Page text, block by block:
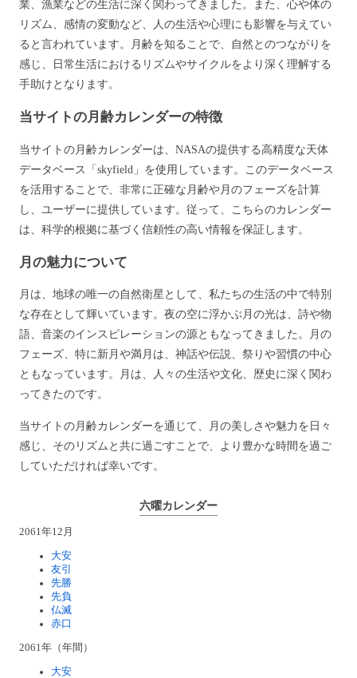
業、漁業などの生活に深く関わってきました。また、心や体の
リズム、感情の変動など、人の生活や心理にも影響を与えてい
ると言われています。月齢を知ることで、自然とのつながりを
感じ、日常生活におけるリズムやサイクルをより深く理解する
手助けとなります。
当サイトの月齢カレンダーの特徴
当サイトの月齢カレンダーは、NASAの提供する高精度な天体
データベース「skyfield」を使用しています。このデータベース
を活用することで、非常に正確な月齢や月のフェーズを計算
し、ユーザーに提供しています。従って、こちらのカレンダー
は、科学的根拠に基づく信頼性の高い情報を保証します。
月の魅力について
月は、地球の唯一の自然衛星として、私たちの生活の中で特別
な存在として輝いています。夜の空に浮かぶ月の光は、詩や物
語、音楽のインスピレーションの源ともなってきました。月の
フェーズ、特に新月や満月は、神話や伝説、祭りや習慣の中心
ともなっています。月は、人々の生活や文化、歴史に深く関わ
ってきたのです。
当サイトの月齢カレンダーを通じて、月の美しさや魅力を日々
感じ、そのリズムと共に過ごすことで、より豊かな時間を過ご
していただければ幸いです。
六曜カレンダー
2061年12月
大安
友引
先勝
先負
仏滅
赤口
2061年（年間）
大安